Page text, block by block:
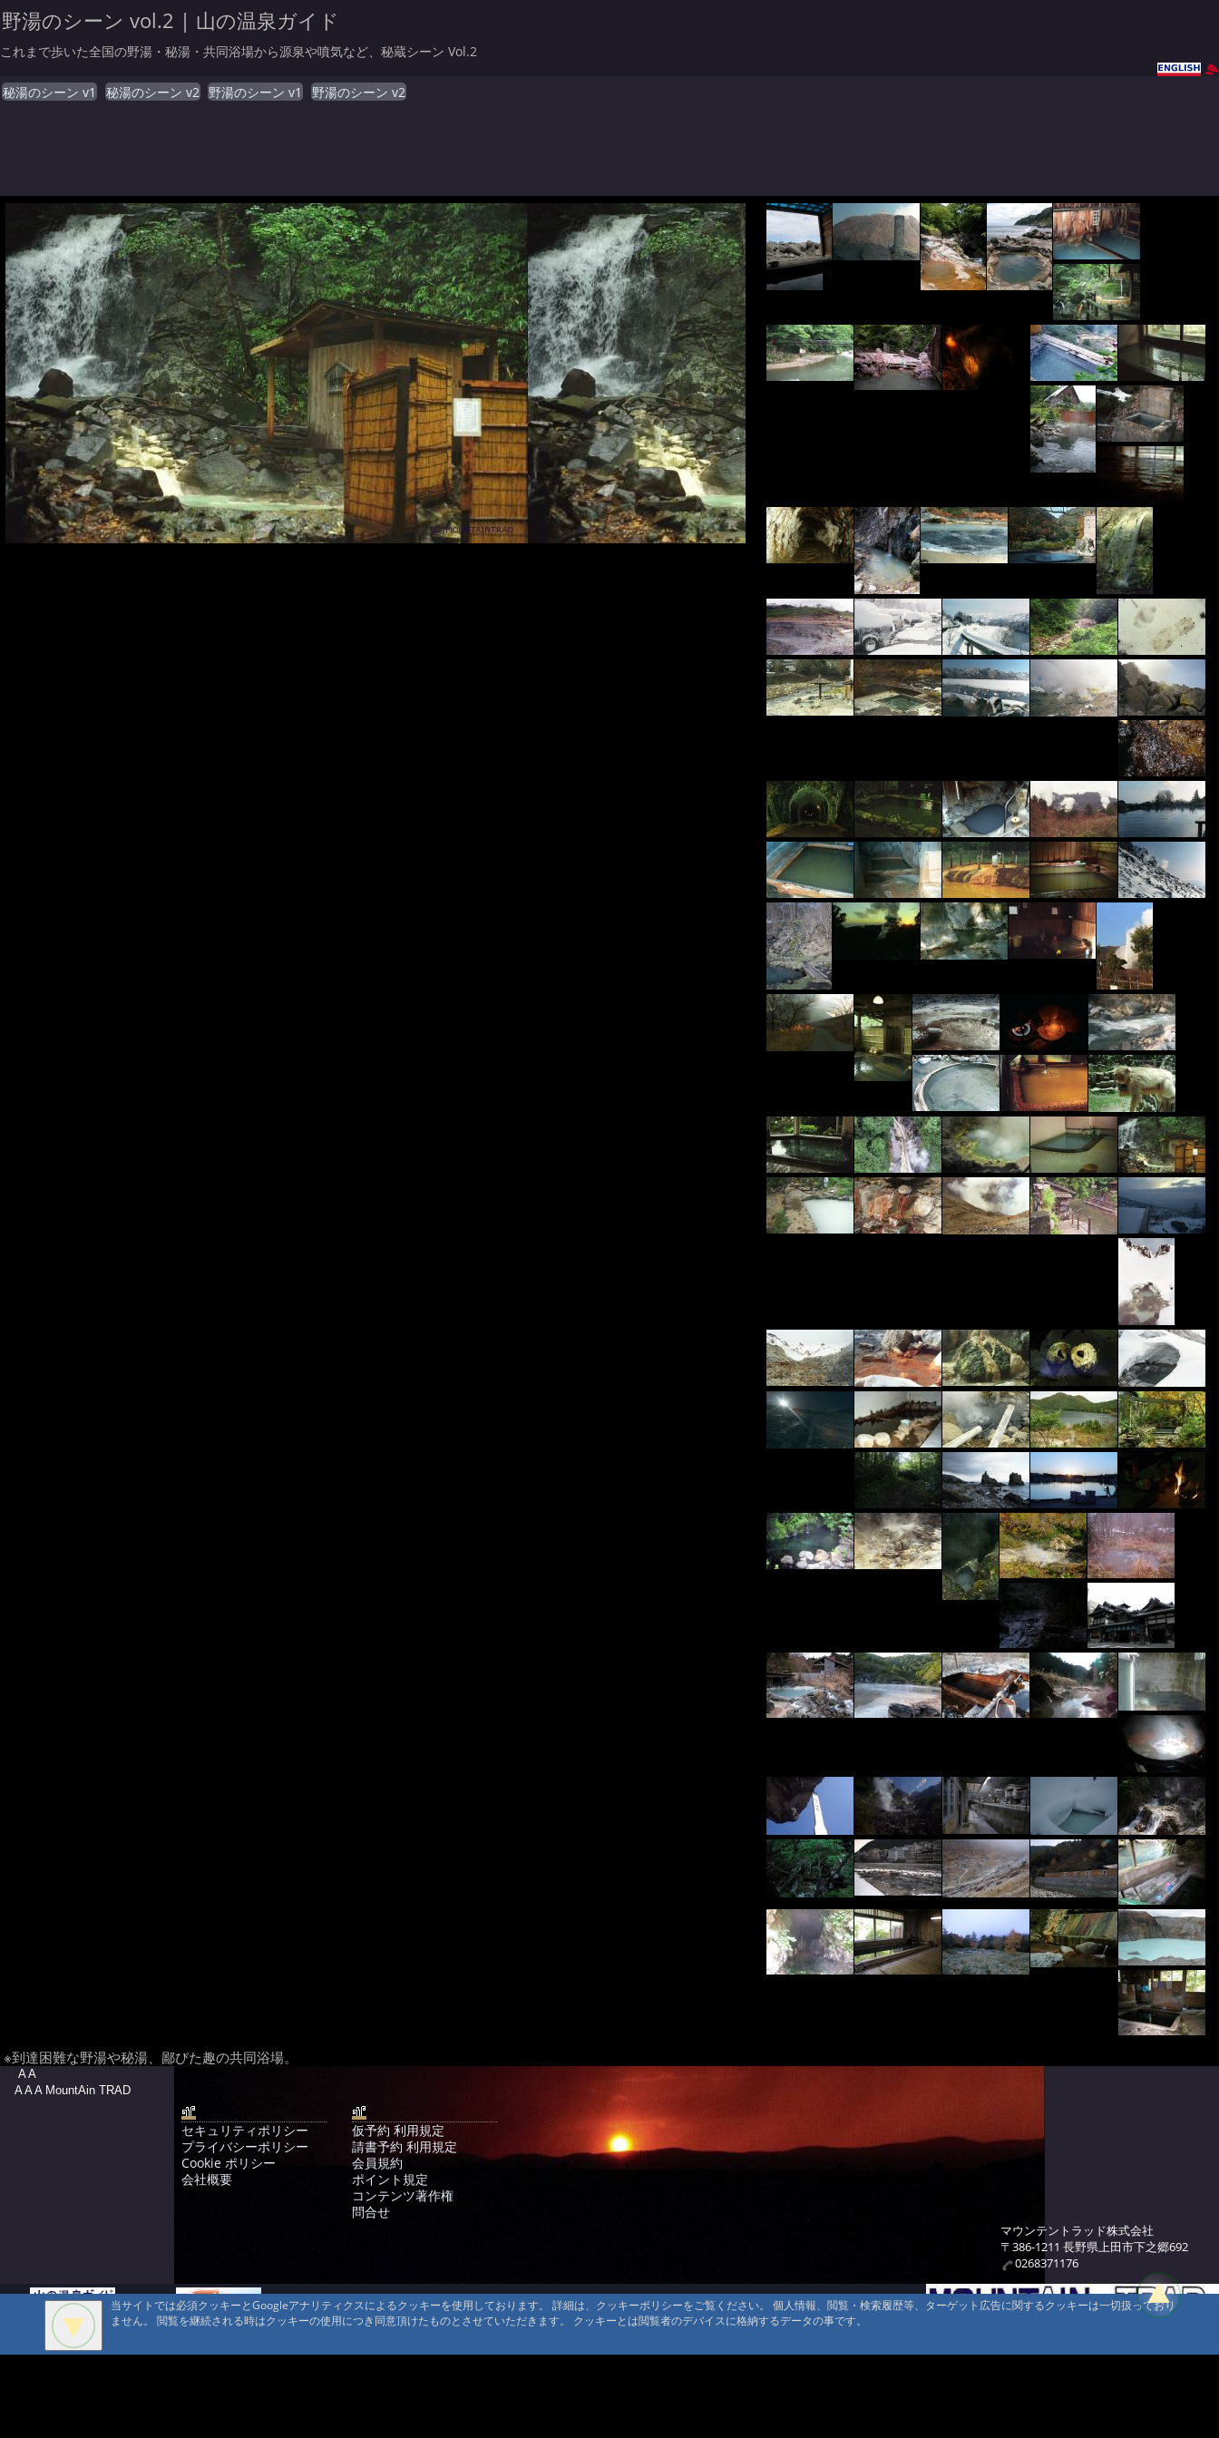
野湯のシーン vol.2 | 山の温泉ガイド
これまで歩いた全国の野湯・秘湯・共同浴場から源泉や噴気など、秘蔵シーン Vol.2
秘湯のシーン v1 秘湯のシーン v2 野湯のシーン v1 野湯のシーン v2
※到達困難な野湯や秘湯、鄙びた趣の共同浴場。
A A
A A A MountAin TRAD
セキュリティポリシー
プライバシーポリシー
Cookie ポリシー
会社概要
仮予約 利用規定
請書予約 利用規定
会員規約
ポイント規定
コンテンツ著作権
問合せ
マウンテントラッド株式会社
〒386-1211 長野県上田市下之郷692
0268371176
© 1999-2026 MountAin TRAD ® Inc. https://www.mountaintrad.co.jp
当サイトでは必須クッキーとGoogleアナリティクスによるクッキーを使用しております。 詳細は、クッキーポリシーをご覧ください。 個人情報、閲覧・検索履歴等、ターゲット広告に関するクッキーは一切扱っており
ません。 閲覧を継続される時はクッキーの使用につき同意頂けたものとさせていただきます。 クッキーとは閲覧者のデバイスに格納するデータの事です。